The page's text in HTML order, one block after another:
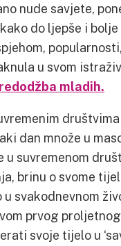
nude savjete,
do ljepše i
u svom
mladih.
dan množe u
u suvremenom
brinu o svome
svakodnevnom
prvog
svoje tijelo u